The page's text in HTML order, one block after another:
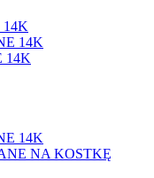
14K
14K
14K
NA KOSTKĘ